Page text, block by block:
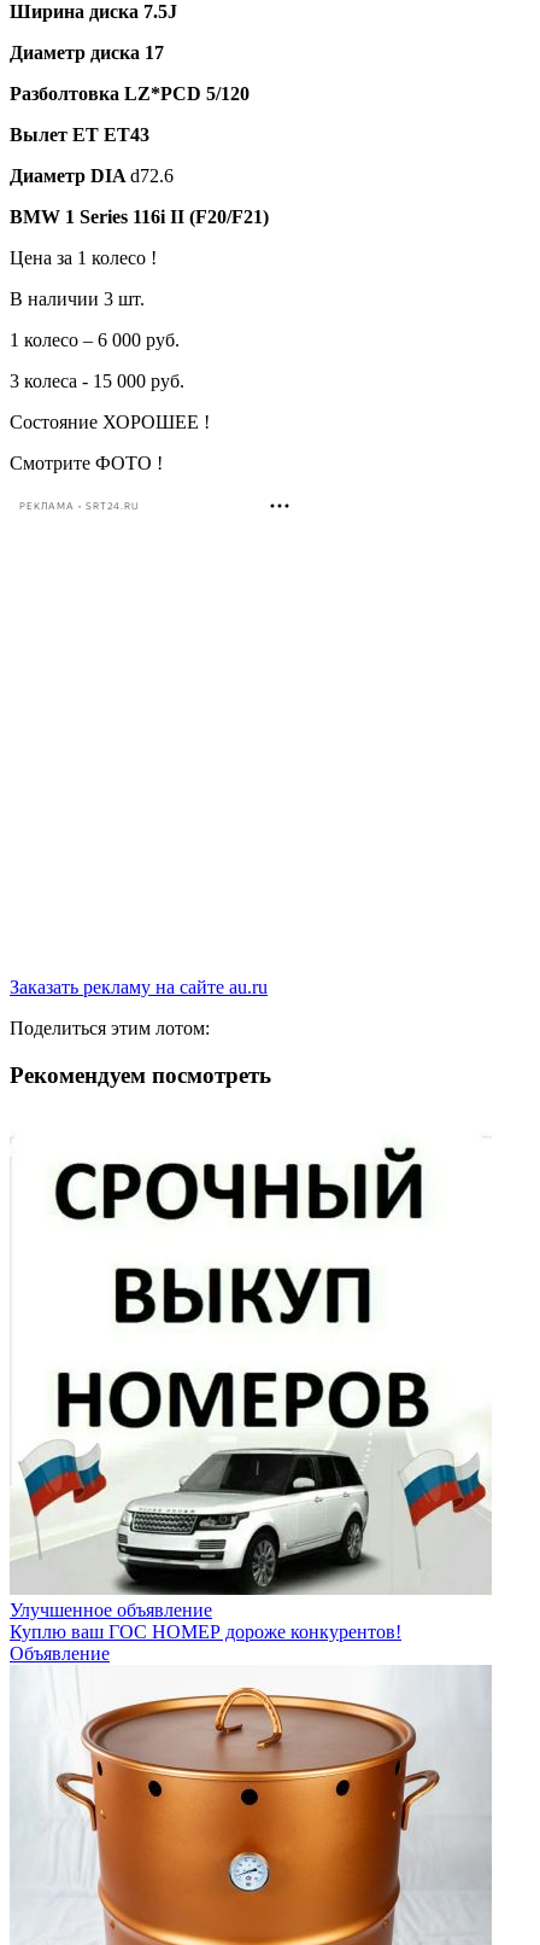
Ширина диска 7.5J
Диаметр диска 17
Разболтовка LZ*PCD 5/120
Вылет ET ET43
Диаметр DIA d72.6
BMW 1 Series 116i II (F20/F21)
Цена за 1 колесо !
В наличии 3 шт.
1 колесо – 6 000 руб.
3 колеса - 15 000 руб.
Состояние ХОРОШЕЕ !
Смотрите ФОТО !
РЕКЛАМА • SRT24.RU
Заказать рекламу на сайте au.ru
Поделиться этим лотом:
Рекомендуем посмотреть
Улучшенное объявление
Куплю ваш ГОС НОМЕР дороже конкурентов!
Объявление